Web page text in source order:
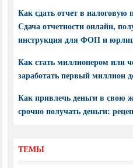
Как сдать отчет в налоговую
Сдача отчетности онлайн,
инструкция для ФОП и
Как стать миллионером или
заработать первый миллион
Как привлечь деньги в свою
срочно получать деньги:
ТЕМЫ